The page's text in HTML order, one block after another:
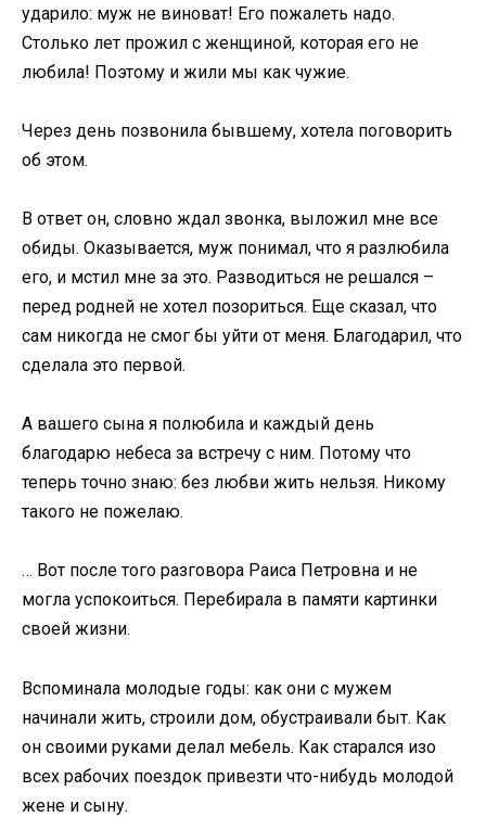
ударило: муж не виноват! Его пожалеть надо.
Столько лет прожил с женщиной, которая его не
любила! Поэтому и жили мы как чужие.
Через день позвонила бывшему, хотела поговорить
об этом.
В ответ он, словно ждал звонка, выложил мне все
обиды. Оказывается, муж понимал, что я разлюбила
его, и мстил мне за это. Разводиться не решался –
перед родней не хотел позориться. Еще сказал, что
сам никогда не смог бы уйти от меня. Благодарил, что
сделала это первой.
А вашего сына я полюбила и каждый день
благодарю небеса за встречу с ним. Потому что
теперь точно знаю: без любви жить нельзя. Никому
такого не пожелаю.
… Вот после того разговора Раиса Петровна и не
могла успокоиться. Перебирала в памяти картинки
своей жизни.
Вспоминала молодые годы: как они с мужем
начинали жить, строили дом, обустраивали быт. Как
он своими руками делал мебель. Как старался изо
всех рабочих поездок привезти что-нибудь молодой
жене и сыну.